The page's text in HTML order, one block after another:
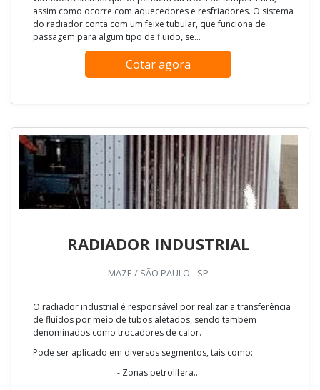
assim como ocorre com aquecedores e resfriadores. O sistema
do radiador conta com um feixe tubular, que funciona de
passagem para algum tipo de fluido, se...
Cotar agora
RADIADOR INDUSTRIAL
MAZE / SÃO PAULO - SP
O radiador industrial é responsável por realizar a transferência
de fluídos por meio de tubos aletados, sendo também
denominados como trocadores de calor.
Pode ser aplicado em diversos segmentos, tais como:
- Zonas petrolífera...